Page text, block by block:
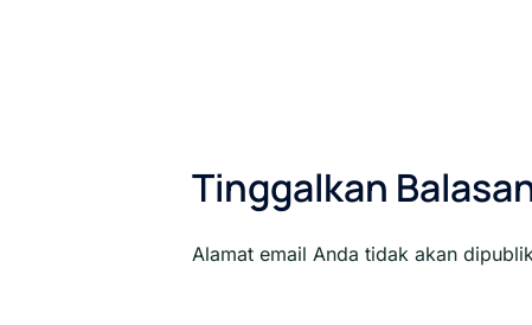
Tinggalkan
Alamat email Anda tidak akan